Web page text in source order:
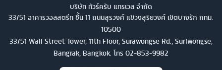
บริษัท ทัวร์ครับ แทรเวล จำกัด
33/51 อาคารวอลสตรีท ชั้น 11 ถนนสุรวงศ์ แขวงสุริยวงศ์ เขตบางรัก กทม.
10500
33/51 Wall Street Tower, 11th Floor, Surawongse Rd., Suriwongse,
Bangrak, Bangkok. โทร 02-853-9982